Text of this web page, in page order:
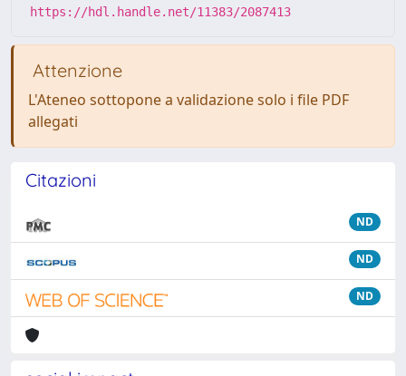
https://hdl.handle.net/11383/2087413
Attenzione
L'Ateneo sottopone a validazione solo i file PDF
allegati
Citazioni
ND
ND
ND